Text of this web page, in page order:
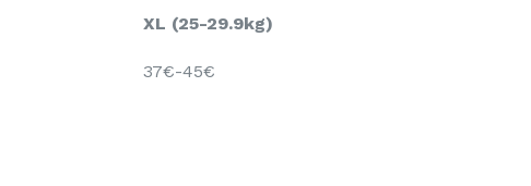
XL (25-29.9kg)
37€-45€